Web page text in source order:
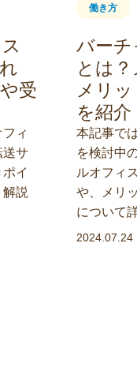
受
ィ
送サ
イ
説
働き方
バーチ
とは
メリ
を紹介
本記事で
を検討中
ルオフィ
や、メリ
について
2024.07.24